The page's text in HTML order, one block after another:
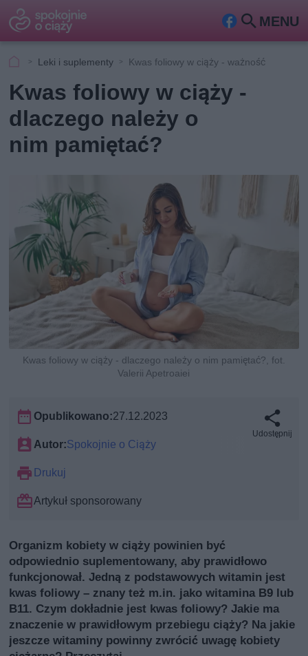
MENU
Fa
ook
Szu
kaj
Leki i suplementy Kwas foliowy w ciąży - ważność
Kwas foliowy w ciąży -
dlaczego należy o
nim pamiętać?
Kwas foliowy w ciąży - dlaczego należy o nim pamiętać?, fot.
Valerii Apetroaiei
Opublikowano:27.12.2023
Autor:Spokojnie o Ciąży
Drukuj
Artykuł sponsorowany
Udostępnij
Organizm kobiety w ciąży powinien być
odpowiednio suplementowany, aby prawidłowo
funkcjonował. Jedną z podstawowych witamin jest
kwas foliowy – znany też m.in. jako witamina B9 lub
B11. Czym dokładnie jest kwas foliowy? Jakie ma
znaczenie w prawidłowym przebiegu ciąży? Na jakie
jeszcze witaminy powinny zwrócić uwagę kobiety